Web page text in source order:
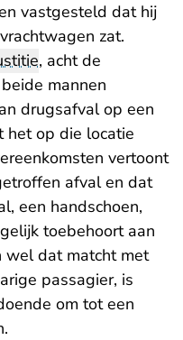
vastgesteld dat hij
zat.
, acht de
mannen
drugsafval op een
het op die locatie
vertoont
afval en dat
een handschoen,
toebehoort aan
dat matcht met
passagier, is
om tot een